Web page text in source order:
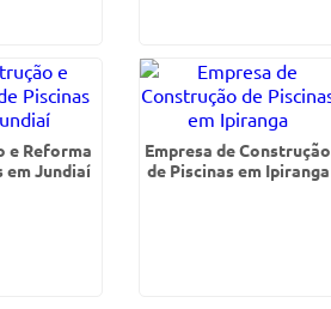
e Reforma
em Jundiaí
Empresa de Construção
de Piscinas em Ipiranga